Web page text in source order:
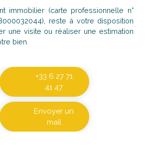
immobilier (carte professionnelle n°
reste à votre disposition
une visite ou réaliser une estimation
bien.
+33 6 27 71
41 47
Envoyer un
mail